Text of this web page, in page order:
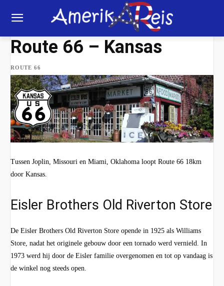
Route 66 – Kansas
ROUTE 66
Tussen Joplin, Missouri en Miami, Oklahoma loopt Route 66 18km
door Kansas.
Eisler Brothers Old Riverton Store
De Eisler Brothers Old Riverton Store opende in 1925 als Williams
Store, nadat het originele gebouw door een tornado werd vernield. In
1973 werd hij door de Eisler familie overgenomen en tot op vandaag is
de winkel nog steeds open.